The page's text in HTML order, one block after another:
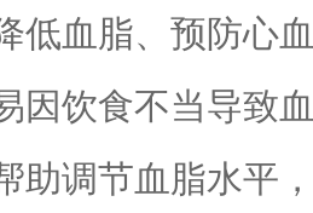
低血脂、预防心
因饮食不当导致
助调节血脂水平